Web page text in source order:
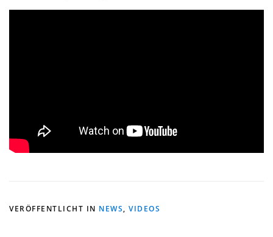
VERÖFFENTLICHT IN NEWS, VIDEOS